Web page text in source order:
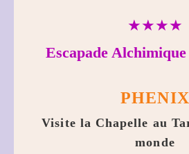
★★★★
Escapade
PHENIX
Visite la Chapelle au
monde